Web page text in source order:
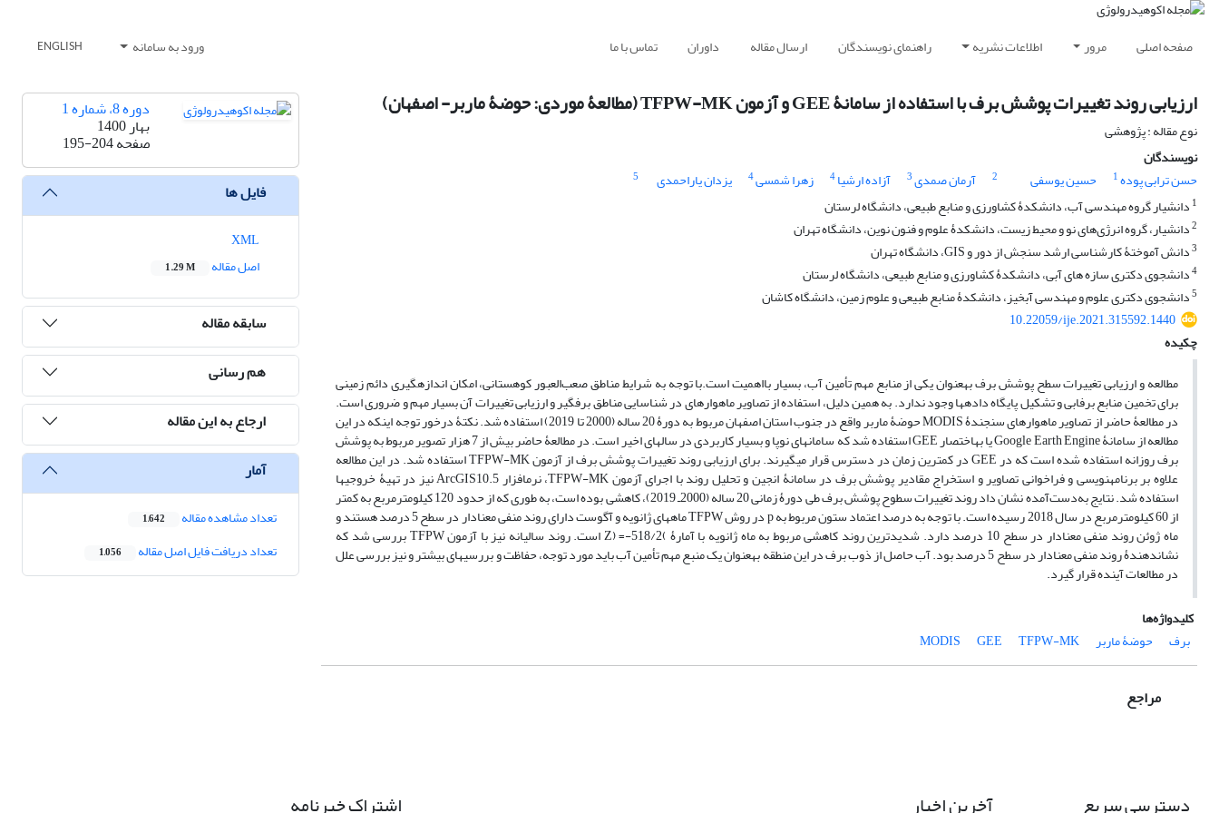
صفحه اصلی مرور اطلاعات نشریه راهنمای نویسندگان ارسال مقاله داوران تماس با ما ورود به سامانه ENGLISH
ارزیابی روند تغییرات پوشش برف با استفاده از سامانۀ GEE و آزمون TFPW-MK (مطالعۀ موردی: حوضۀ ماربر- اصفهان)
نوع مقاله : پژوهشی
نویسندگان
حسن ترابی پوده1 حسین یوسفی 2 آرمان صمدی3 آزاده ارشیا4 زهرا شمسی4 یزدان یاراحمدی
5
1 دانشیار گروه مهندسی آب، دانشکدۀ کشاورزی و منابع طبیعی، دانشگاه لرستان
2دانشیار، گروه انرژی‌های نو و محیط زیست، دانشکدۀ علوم و فنون نوین، دانشگاه تهران
3دانش‏ آموختۀ کارشناسی ارشد سنجش از دور و GIS، دانشگاه تهران
4دانشجوی دکتری سازه ‏های آبی، دانشکدۀ کشاورزی و منابع طبیعی، دانشگاه لرستان
5دانشجوی دکتری علوم و مهندسی آبخیز، دانشکدۀ منابع طبیعی و علوم زمین، دانشگاه کاشان
10.22059/ije.2021.315592.1440
چکیده
مطالعه و ارزیابی تغییرات سطح پوشش برف به‏عنوان یکی از منابع مهم تأمین آب، بسیار بااهمیت است.با توجه به شرایط مناطق صعب‌العبور کوهستانی، امکان اندازه‏گیری دائم زمینی
برای تخمین منابع برفابی و تشکیل پایگاه داده‏ها وجود ندارد. به همین دلیل، استفاده از تصاویر ماهواره‏ای در شناسایی مناطق برف‏گیر و ارزیابی تغییرات آن بسیار مهم و ضروری است.
در مطالعۀ حاضر از تصاویر ماهواره‏ای سنجندۀ MODIS حوضۀ ماربر واقع در جنوب استان اصفهان مربوط به دورۀ 20 ساله (2000 تا 2019) استفاده شد. نکتۀ درخور ‏توجه اینکه در این
مطالعه از سامانۀ Google Earth Engine یا به‏اختصار GEE استفاده شد که سامانه‏ای نوپا و بسیار کاربردی در سال‏های اخیر است. در مطالعۀ حاضر بیش از 7 هزار تصویر مربوط به پوشش
برف روزانه استفاده ‏شده است که در GEE در کمترین زمان در دسترس قرار می‏گیرند. برای ارزیابی روند تغییرات پوشش برف از آزمون TFPW-MK استفاده شد. در این مطالعه
علاوه بر برنامه‏نویسی و فراخوانی تصاویر و استخراج مقادیر پوشش برف در سامانۀ انجین و تحلیل روند با اجرای آزمون TFPW-MK، نرم‏افزار ArcGIS10.5 نیز در تهیۀ خروجی‏ها
استفاده شد. نتایج به‌دست‌آمده نشان داد روند تغییرات سطوح پوشش برف طی دورۀ زمانی 20 ساله (2000ـ 2019)، کاهشی بوده است، به‏ طوری ‏که از حدود 120 کیلومترمربع به کمتر
از 60 کیلومترمربع در سال 2018 رسیده است. با توجه به درصد اعتماد ستون مربوط به p در روش TFPW ماه‏های ژانویه و آگوست دارای روند منفی معنا‏دار در سطح 5 درصد هستند و
ماه ژوئن روند منفی معنا‏دار در سطح 10 درصد دارد. شدیدترین روند کاهشی مربوط به ماه ژانویه با آمارۀ )518/2-= (Z است. روند سالیانه نیز با آزمون TFPW بررسی شد که
نشان‏دهندۀ روند منفی معنا‏دار در سطح 5 درصد بود. آب حاصل از ذوب برف در این منطقه به‏عنوان یک منبع مهم تأمین آب باید مورد توجه، حفاظت و بررسی‏های بیشتر و نیز بررسی علل
در مطالعات آینده قرار گیرد.
کلیدواژه‌ها
برف
حوضۀ ماربر MODIS GEE TFPW-MK
مراجع
دوره 8، شماره 1
بهار 1400
صفحه195-204
فایل ها
اصل مقاله
1.29 M
سابقه مقاله
هم رسانی
ارجاع به این مقاله
آمار
تعداد مشاهده مقاله 1,642
تعداد دریافت فایل اصل مقاله 1,056
دسترسی سریع آخرین اخبار اشتراک خبرنامه